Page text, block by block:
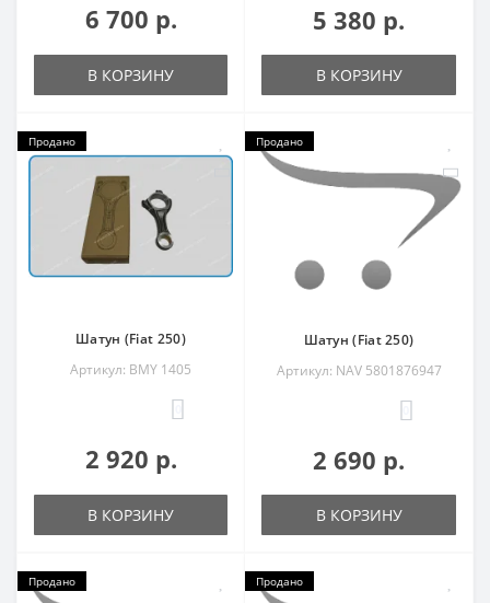
6 700 р.
В КОРЗИНУ
5 380 р.
В КОРЗИНУ
Продано
Шатун (Fiat 250)
Артикул: BMY 1405
2 920 р.
В КОРЗИНУ
Продано
Шатун (Fiat 250)
Артикул: NAV 5801876947
2 690 р.
В КОРЗИНУ
Продано Продано